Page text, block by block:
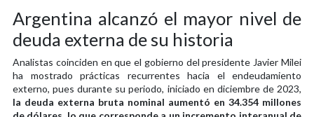
Argentina alcanzó el mayor nivel de
deuda externa de su historia
Analistas coinciden en que el gobierno del presidente Javier Milei
ha mostrado prácticas recurrentes hacia el endeudamiento
externo, pues durante su periodo, iniciado en diciembre de 2023,
la deuda externa bruta nominal aumentó en 34.354 millones